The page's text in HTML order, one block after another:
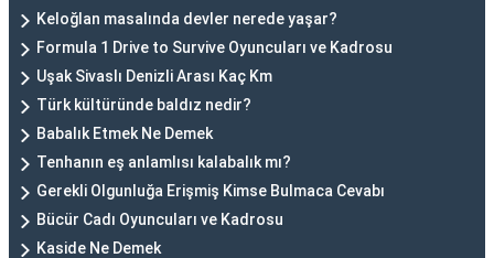
Keloğlan masalında devler nerede yaşar?
Formula 1 Drive to Survive Oyuncuları ve Kadrosu
Uşak Sivaslı Denizli Arası Kaç Km
Türk kültüründe baldız nedir?
Babalık Etmek Ne Demek
Tenhanın eş anlamlısı kalabalık mı?
Gerekli Olgunluğa Erişmiş Kimse Bulmaca Cevabı
Bücür Cadı Oyuncuları ve Kadrosu
Kaside Ne Demek